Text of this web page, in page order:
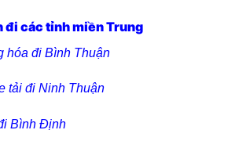
đi các tỉnh miền Trung
hóa đi Bình Thuận
tải đi Ninh Thuận
Bình Định